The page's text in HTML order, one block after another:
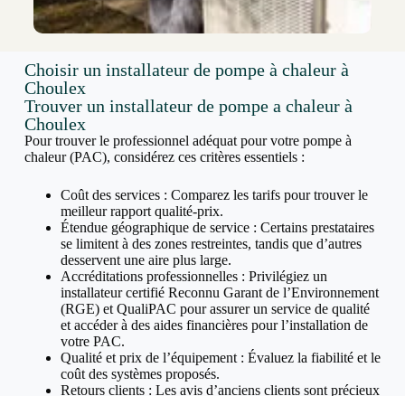
Choisir un installateur de pompe à chaleur à
Choulex
Trouver un installateur de pompe a chaleur à
Choulex
Pour trouver le professionnel adéquat pour votre pompe à
chaleur (PAC), considérez ces critères essentiels :
Coût des services : Comparez les tarifs pour trouver le
meilleur rapport qualité-prix.
Étendue géographique de service : Certains prestataires
se limitent à des zones restreintes, tandis que d’autres
desservent une aire plus large.
Accréditations professionnelles : Privilégiez un
installateur certifié Reconnu Garant de l’Environnement
(RGE) et QualiPAC pour assurer un service de qualité
et accéder à des aides financières pour l’installation de
votre PAC.
Qualité et prix de l’équipement : Évaluez la fiabilité et le
coût des systèmes proposés.
Retours clients : Les avis d’anciens clients sont précieux